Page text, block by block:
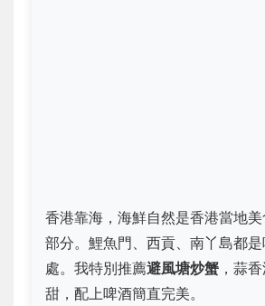
香港靠海，海鮮自然是香港當地
部分。鯉魚門、西貢、南丫島都
處。我特別推薦避風塘炒蟹 ，蒜
甜，配上啤酒簡直完美。